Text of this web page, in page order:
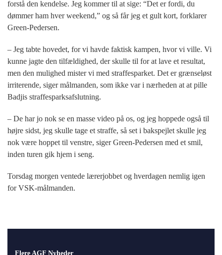
forstå den kendelse. Jeg kommer til at sige: “Det er fordi, du
dømmer ham hver weekend,” og så får jeg et gult kort, forklarer
Green-Pedersen.
– Jeg tabte hovedet, for vi havde faktisk kampen, hvor vi ville. Vi
kunne jagte den tilfældighed, der skulle til for at lave et resultat,
men den mulighed mister vi med straffesparket. Det er grænseløst
irriterende, siger målmanden, som ikke var i nærheden at at pille
Badjis straffesparksafslutning.
– De har jo nok se en masse video på os, og jeg hoppede også til
højre sidst, jeg skulle tage et straffe, så set i bakspejlet skulle jeg
nok være hoppet til venstre, siger Green-Pedersen med et smil,
inden turen gik hjem i seng.
Torsdag morgen ventede lærerjobbet og hverdagen nemlig igen
for VSK-målmanden.
Flere AGF Nyheder